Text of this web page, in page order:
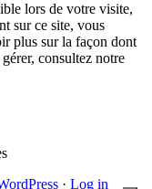
lors de votre visite,
sur ce site, vous
plus sur la façon dont
consultez notre
· Log in